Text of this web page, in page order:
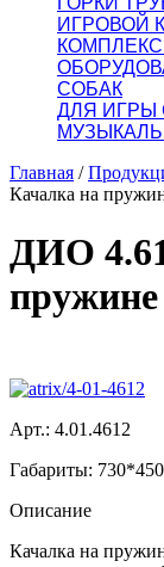
ИГРОВОЙ
СОБАК
ДЛЯ ИГРЫ
Главная /
Качалка на
ДИО
пружине
Арт.: 4.01.4612
Габариты:
Описание
Качалка на